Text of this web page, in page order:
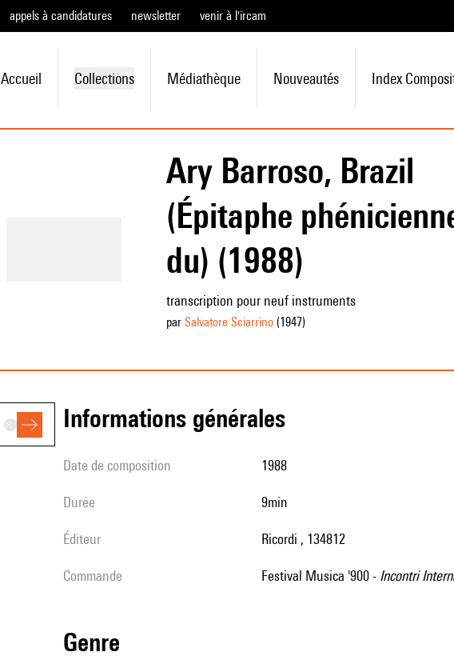
appels à candidatures newsletter venir à l'ircam
Accueil Collections Médiathèque Nouveautés Index
Ary Barroso, Brazil
(Épitaphe
du) (1988)
transcription pour neuf instruments
par Salvatore Sciarrino(1947)
informations générales
date de composition 1988
durée 9min
éditeur Ricordi , 134812
Commande Festival Musica '900 - Incontri
genre